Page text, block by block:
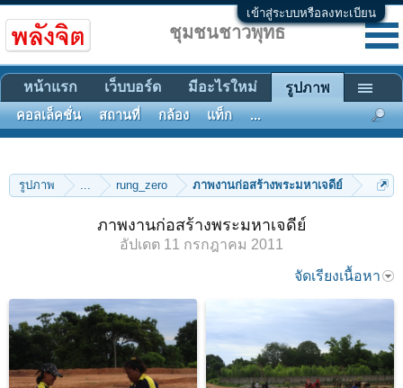
เข้าสู่ระบบหรือลงทะเบียน
รูปภาพ ... rung_zero ภาพงานก่อสร้างพระมหาเจดีย์
ภาพงานก่อสร้างพระมหาเจดีย์
อัปเดต 11 กรกฎาคม 2011
จัดเรียงเนื้อหา
ชุมชนชาวพุทธ
หน้าแรก เว็บบอร์ด มีอะไรใหม่ รูปภาพ
คอลเล็คชั่น สถานที่ กล้อง แท็ก ...